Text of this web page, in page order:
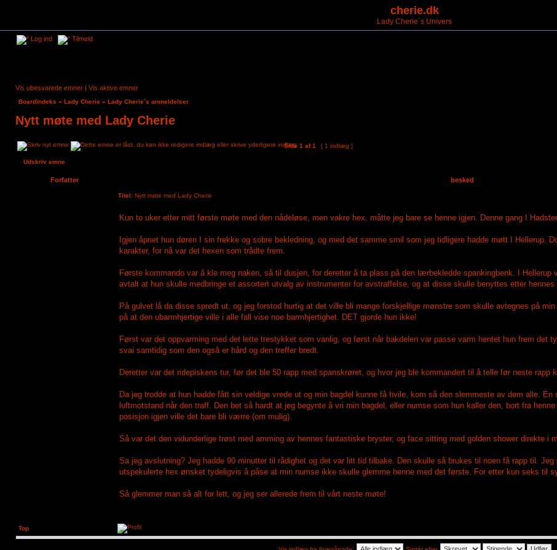
cherie.dk
Lady Cherie´s Univers
Log ind Tilmeld
Vis ubesvarede emner | Vis aktive emner
Boardindeks » Lady Cherie » Lady Cherie´s anmeldelser
Nytt møte med Lady Cherie
Side1 af1 [ 1 indlæg ]
Udskriv emne
Forfatter besked
Titel: Nytt møte med Lady Cherie
Kun to uker etter mitt første møte med den nådeløse, men vakre hex, måtte jeg bare se henne igjen. Denne gang I
Igjen åpnet hun døren I sin frekke og sobre bekledning, og med det samme smil som jeg tidligere hadde møtt I Hellerup.
karakter, for nå var det hexen som trådte frem.
Første kommando var å kle meg naken, så til dusjen, for deretter å ta plass på den lærbekledde spankingbenk. I
avtalt at hun skulle medbringe et assortert utvalg av instrumenter for avstraffelse, og at disse skulle benyttes etter hennes
På gulvet lå da disse spredt ut, og jeg forstod hurtig at det ville bli mange forskjellige mønstre som skulle avtegnes på
på at den ubarmhjertige ville i alle fall vise noe barmhjertighet. DET gjorde hun ikke!
Først var det oppvarming med det lette trestykket som vanlig, og først når bakdelen var passe varm hentet hun frem det
svai samtidig som den også er hård og den treffer bredt.
Deretter var det ridepiskens tur, før det ble 50 rapp med spanskrøret, og hvor jeg ble kommandert til å telle før neste rapp
Da jeg trodde at hun hadde fått sin veldige vrede ut og min bagdel kunne få hvile, kom så den slemmeste av dem alle.
luftmotstand når den traff. Den bet så hardt at jeg begynte å vri min bagdel, eller numse som hun kaller den, bort fra
posisjon igjen ville det bare bli værre (om mulig).
Så var det den vidunderlige trøst med amming av hennes fantastiske bryster, og face sitting med golden shower direkte i
Sa jeg avslutning? Jeg hadde 90 minutter til rådighet og det var litt tid tilbake. Den skulle så brukes til noen få rapp til.
utspekulerte hex ønsket tydeligvis å påse at min numse ikke skulle glemme henne med det første. For etter kun seks til
Så glemmer man så alt for lett, og jeg ser allerede frem til vårt neste møte!
Top